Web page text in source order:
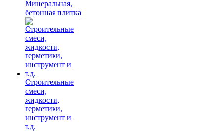
Минеральная,
бетонная плитка
Строительные
смеси,
жидкости,
герметики,
инструмент и
т.д.